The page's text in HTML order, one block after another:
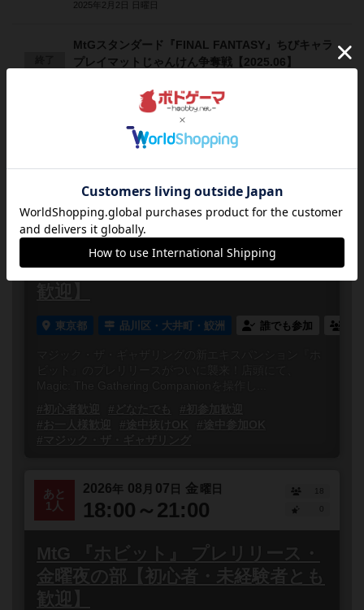
2025年2月2日 日曜日
MtGスタンダード『FINAL FANTASY』ちびキャラ
プレイマットじゃんけん争奪戦【2025.06】
近くで予定されてるボードゲーム会
14:00～17:00
MtG 『ホビット』 プレリリース・
金曜昼の部【初心者・未経験者とも
歓迎】
東京都 品川区・大井町・鮫洲 誰でも参加
#初心者歓迎
#どなたでも
#初参加歓迎
#お一人様歓迎
#途中抜けOK
#途中参加OK
#マジック・ザ・ギャザリング
あと
1人
2026年 08 月 07 日 金曜日
18:00～21:00
18
MtG 『ホビット』 プレリリース・
金曜夜の部【初心者・未経験者とも
歓迎】